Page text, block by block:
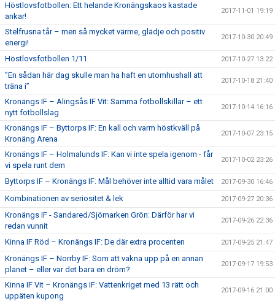
Höstlovsfotbollen: Ett helande Kronängskaos kastade
ankar!
2017-11-01 19:19
Stelfrusna tår – men så mycket värme, glädje och positiv
energi!
2017-10-30 20:49
Höstlovsfotbollen 1/11 2017-10-27 13:22
”En sådan här dag skulle man ha haft en utomhushall att
träna i”
2017-10-18 21:40
Kronängs IF – Alingsås IF Vit: Samma fotbollskillar – ett
nytt fotbollslag
2017-10-14 16:16
Kronängs IF – Byttorps IF: En kall och varm höstkväll på
Kronäng Arena
2017-10-07 23:15
Kronängs IF – Holmalunds IF: Kan vi inte spela igenom - får
vi spela runt dem
2017-10-02 23:26
Byttorps IF – Kronängs IF: Mål behöver inte alltid vara målet 2017-09-30 16:46
Kombinationen av seriositet & lek 2017-09-27 20:36
Kronängs IF - Sandared/Sjömarken Grön: Därför har vi
redan vunnit
2017-09-26 22:36
Kinna IF Röd – Kronängs IF: De där extra procenten 2017-09-25 21:47
Kronängs IF – Norrby IF: Som att vakna upp på en annan
planet – eller var det bara en dröm?
2017-09-17 19:53
Kinna IF Vit – Kronängs IF: Vattenkriget med 13 rätt och
uppäten kupong
2017-09-16 21:00